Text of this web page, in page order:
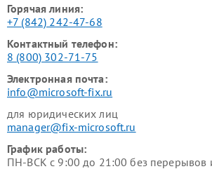
Горячая линия:
+7 (842) 242-47-68
Контактный телефон:
8 (800) 302-71-75
Электронная почта:
info@microsoft-fix.ru
для юридических лиц
manager@fix-microsoft.ru
График работы:
ПН-ВСК с 9:00 до 21:00 без перерывов